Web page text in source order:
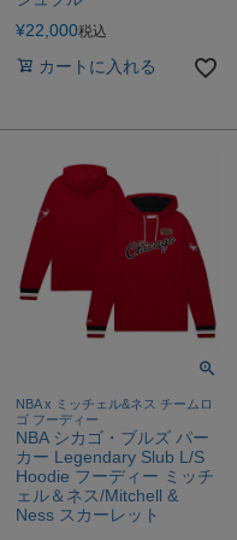
¥22,000税込
カートに入れる
NBA x ミッチェル&ネス チームロ
ゴ フーディー
NBA シカゴ・ブルズ パー
カー Legendary Slub L/S
Hoodie フーディー ミッチ
ェル＆ネス/Mitchell &
Ness スカーレット